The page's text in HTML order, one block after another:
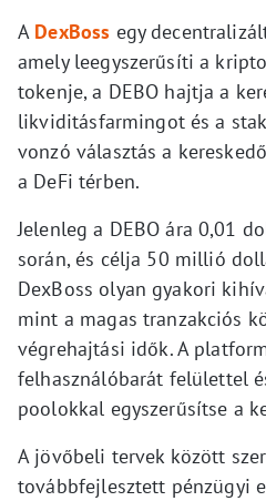
A DexBoss egy
amely leegyszerűsíti a
tokenje, a DEBO hajtja a
likviditásfarmingot és a
vonzó választás a
a DeFi térben.
Jelenleg a DEBO ára 0,01
során, és célja 50 millió
DexBoss olyan gyakori
mint a magas tranzakciós
végrehajtási idők. A
felhasználóbarát felülettel
poolokkal egyszerűsítse a
A jövőbeli tervek között
továbbfejlesztett pénzügyi